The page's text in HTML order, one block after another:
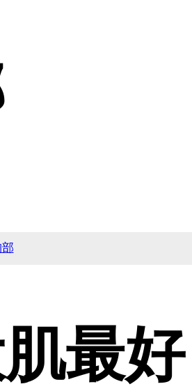
最好